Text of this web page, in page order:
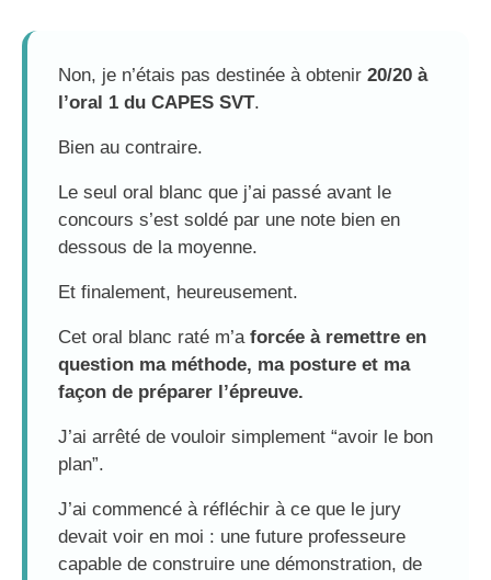
Non, je n’étais pas destinée à obtenir 20/20 à
l’oral 1 du CAPES SVT.
Bien au contraire.
Le seul oral blanc que j’ai passé avant le
concours s’est soldé par une note bien en
dessous de la moyenne.
Et finalement, heureusement.
Cet oral blanc raté m’aforcée à remettre en
question ma méthode, ma posture et ma
façon de préparer l’épreuve.
J’ai arrêté de vouloir simplement “avoir le bon
plan”.
J’ai commencé à réfléchir à ce que le jury
devait voir en moi : une future professeure
capable de construire une démonstration, de